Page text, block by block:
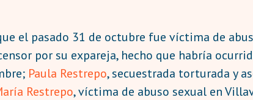
el pasado 31 de octubre fue víctima de
por su expareja, hecho que habría
Paula Restrepo, secuestrada torturada y
Restrepo, víctima de abuso sexual en